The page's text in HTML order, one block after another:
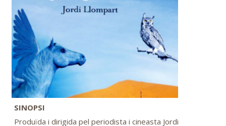
SINOPSI
Produïda i dirigida pel periodista i cineasta Jordi